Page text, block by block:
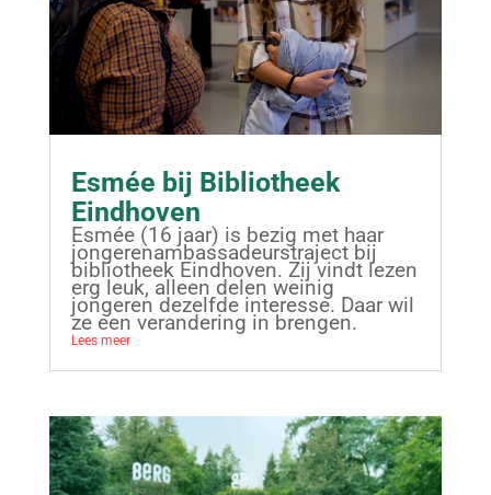
Esmée bij Bibliotheek
Eindhoven
Esmée (16 jaar) is bezig met haar
jongerenambassadeurstraject bij
bibliotheek Eindhoven. Zij vindt lezen
erg leuk, alleen delen weinig
jongeren dezelfde interesse. Daar wil
ze een verandering in brengen.
Lees meer